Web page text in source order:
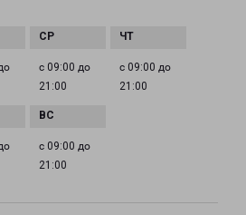
с 09:00 до
21:00
с 09:00 до
21:00
с 09:00 до
21:00